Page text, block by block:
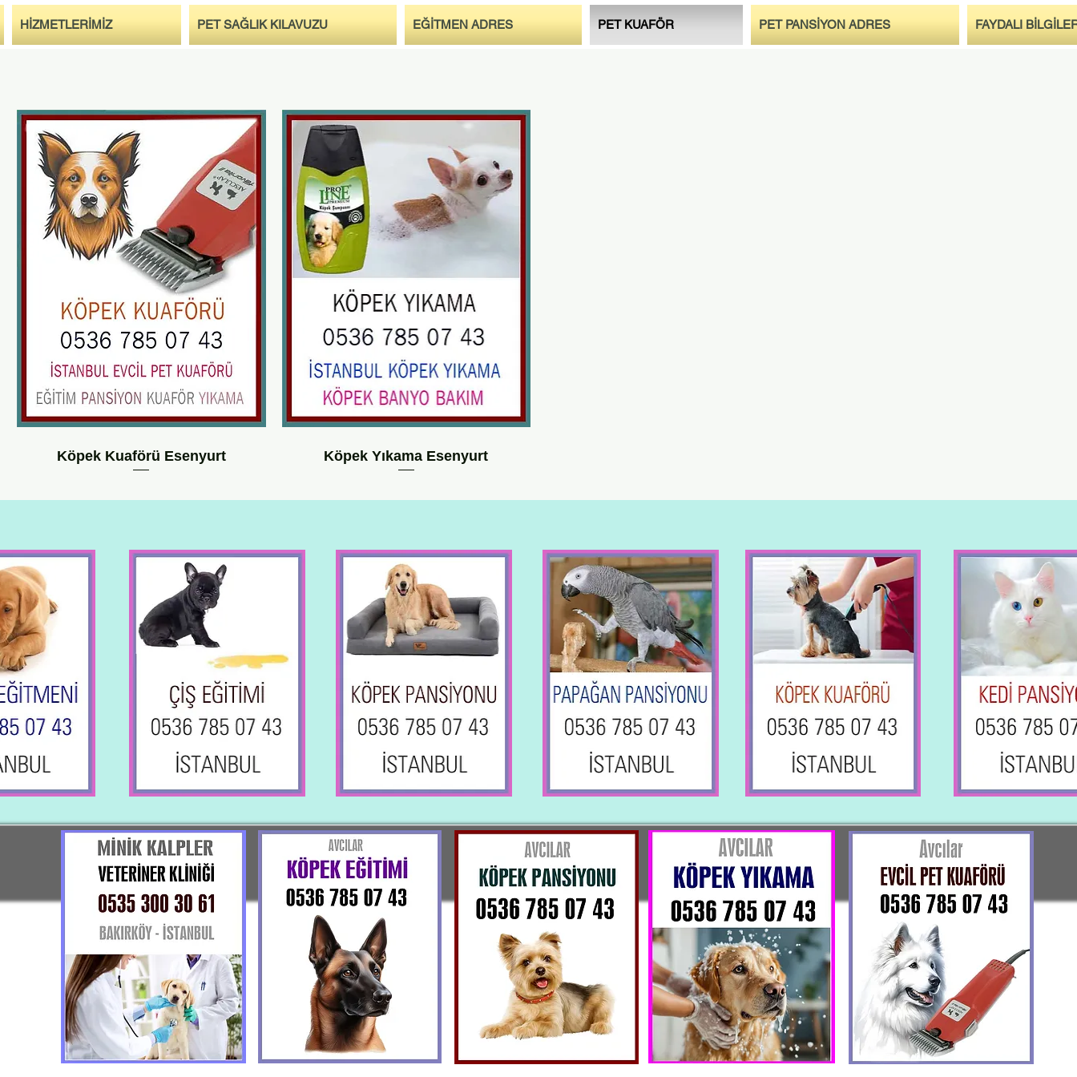
HİZMETLERİMİZ PET SAĞLIK KILAVUZU EĞİTMEN ADRES PET KUAFÖR PET PANSİYON ADRES FAYDALI
Köpek Kuaförü Esenyurt Köpek Yıkama Esenyurt